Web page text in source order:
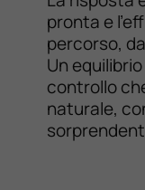
pronta e
percorso,
Un
controllo
naturale,